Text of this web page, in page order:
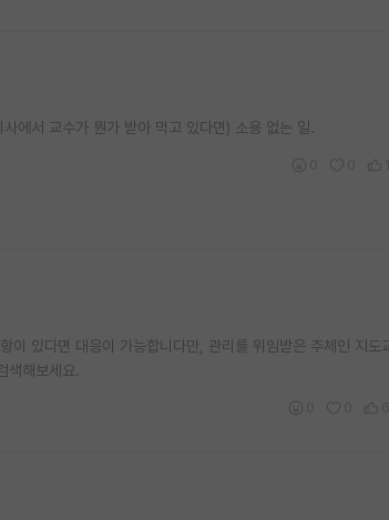
에서 교수가 뭔가 받아 먹고 있다면) 소용 없는 일.
이 있다면 대응이 가능합니다만, 관리를 위임받은 주체인 지도
해보세요.